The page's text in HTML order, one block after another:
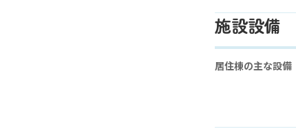
施設設備
居住棟の主な設備